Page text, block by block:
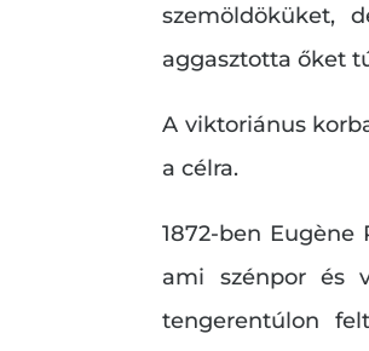
szemöldöküket,
aggasztotta őket
A viktoriánus
a célra.
1872-ben
ami szénpor és
tengerentúlon